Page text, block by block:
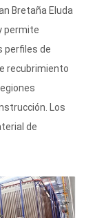
Bretaña Eluda
permite
perfiles de
recubrimiento
Los
de